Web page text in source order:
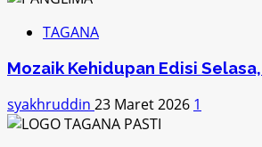
TAGANA
Mozaik Kehidupan Edisi
syakhruddin 23 Maret 2026 1